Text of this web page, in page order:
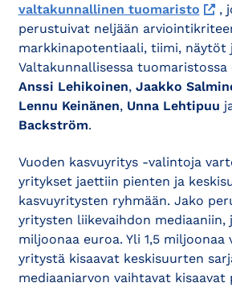
valtakunnallinen tuomaristo
,
perustuivat neljään
markkinapotentiaali, tiimi, näytöt
Valtakunnallisessa tuomaristossa
Anssi Lehikoinen, Jaakko
Lennu Keinänen, Unna Lehtipuu
Backström.
Vuoden kasvuyritys -valintoja
yritykset jaettiin pienten ja
kasvuyritysten ryhmään. Jako
yritysten liikevaihdon mediaaniin,
miljoonaa euroa. Yli 1,5 miljoonaa
yritystä kisaavat keskisuurten
mediaaniarvon vaihtavat kisaavat